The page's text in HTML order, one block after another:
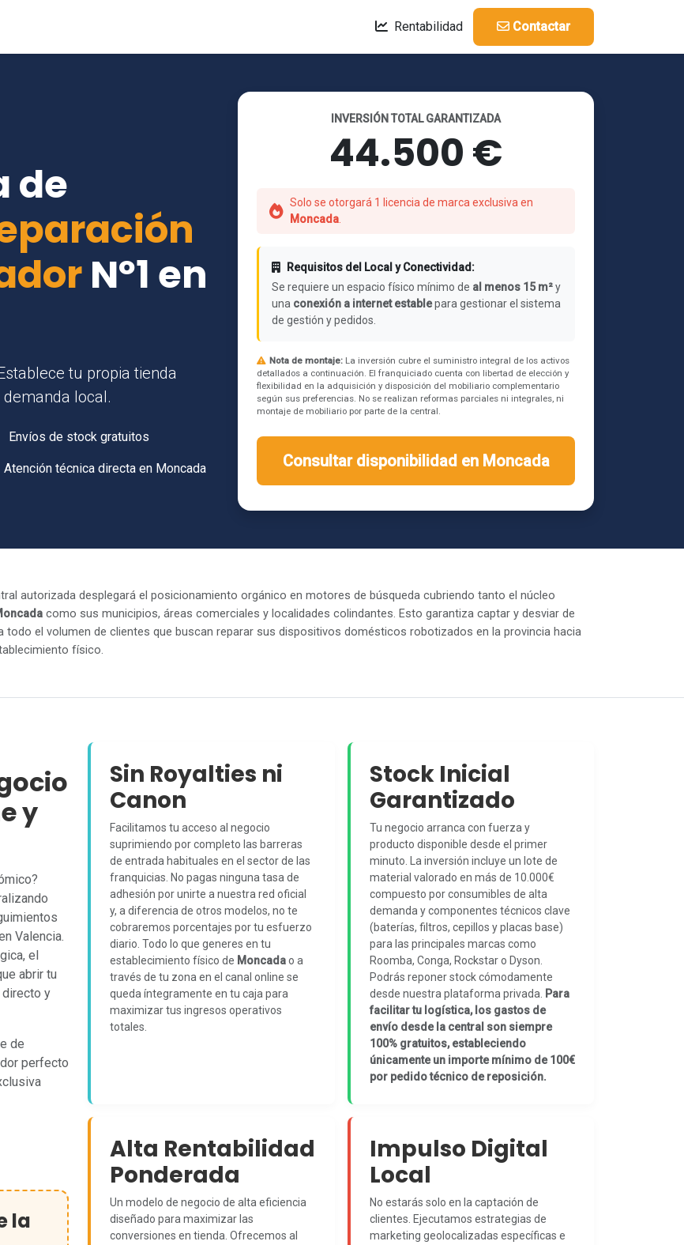
Rentabilidad Contactar
de
Nº1 en
tu propia tienda
local.
Envíos de stock gratuitos
Atención técnica directa en Moncada
INVERSIÓN TOTAL GARANTIZADA
44.500 €
Solo se otorgará 1 licencia de marca exclusiva en
Moncada
Requisitos del Local y Conectividad:
Se requiere un espacio físico mínimo de al menos 15 m²y
una conexión a internet establepara gestionar el sistema
de gestión y pedidos.
Nota de montaje: La inversión cubre el suministro integral de los activos
detallados a continuación. El franquiciado cuenta con libertad de elección y
flexibilidad en la adquisición y disposición del mobiliario complementario
según sus preferencias. No se realizan reformas parciales ni integrales, ni
montaje de mobiliario por parte de la central.
Consultar disponibilidad en Moncada
autorizada desplegará el posicionamiento orgánico en motores de búsqueda cubriendo tanto el núcleo
como sus municipios, áreas comerciales y localidades colindantes. Esto garantiza captar y desviar de
todo el volumen de clientes que buscan reparar sus dispositivos domésticos robotizados en la provincia hacia
físico.
y
Valencia.
el
abrir tu
directo y
de
perfecto
la
Sin Royalties ni
Canon
Facilitamos tu acceso al negocio
suprimiendo por completo las barreras
de entrada habituales en el sector de las
franquicias. No pagas ninguna tasa de
adhesión por unirte a nuestra red oficial
y, a diferencia de otros modelos, no te
cobraremos porcentajes por tu esfuerzo
diario. Todo lo que generes en tu
establecimiento físico de Moncadao a
través de tu zona en el canal online se
queda íntegramente en tu caja para
maximizar tus ingresos operativos
totales.
Stock Inicial
Garantizado
Tu negocio arranca con fuerza y
producto disponible desde el primer
minuto. La inversión incluye un lote de
material valorado en más de 10.000€
compuesto por consumibles de alta
demanda y componentes técnicos clave
(baterías, filtros, cepillos y placas base)
para las principales marcas como
Roomba, Conga, Rockstar o Dyson.
Podrás reponer stock cómodamente
desde nuestra plataforma privada.
Para
facilitar tu logística, los gastos de
envío desde la central son siempre
100% gratuitos, estableciendo
únicamente un importe mínimo de 100€
por pedido técnico de reposición.
Alta Rentabilidad
Ponderada
Un modelo de negocio de alta eficiencia
diseñado para maximizar las
conversiones en tienda. Ofrecemos al
Impulso Digital
Local
No estarás solo en la captación de
clientes. Ejecutamos estrategias de
marketing geolocalizadas específicas e